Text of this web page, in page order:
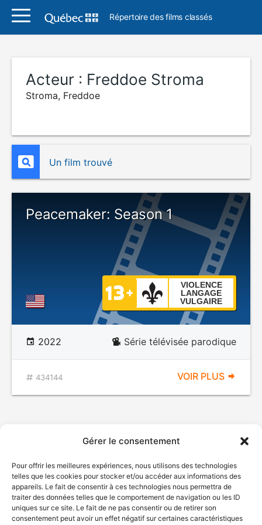
Gérer le consentement
Pour offrir les meilleures expériences, nous utilisons des technologies
telles que les cookies pour stocker et/ou accéder aux informations des
appareils. Le fait de consentir à ces technologies nous permettra de
traiter des données telles que le comportement de navigation ou les ID
uniques sur ce site. Le fait de ne pas consentir ou de retirer son
consentement peut avoir un effet négatif sur certaines caractéristiques
Répertoire des films classés
Acteur : Freddoe Stroma
Stroma, Freddoe
Un film trouvé
Peacemaker: Season 1
VIOLENCE
LANGAGE
VULGAIRE
2022 Série télévisée parodique
434144 VOIR PLUS